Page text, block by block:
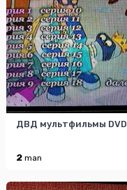
ДВД мультфильмы DVD
2 man